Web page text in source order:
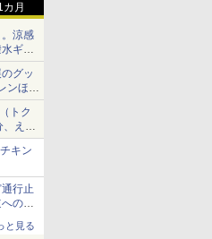
カ月
涼感
ギア
グッ
ンほ
トク
、えき
キン
行止
の迂
と見る